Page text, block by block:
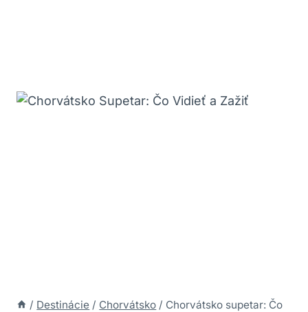
/ Destinácie / Chorvátsko / Chorvátsko supetar: Čo